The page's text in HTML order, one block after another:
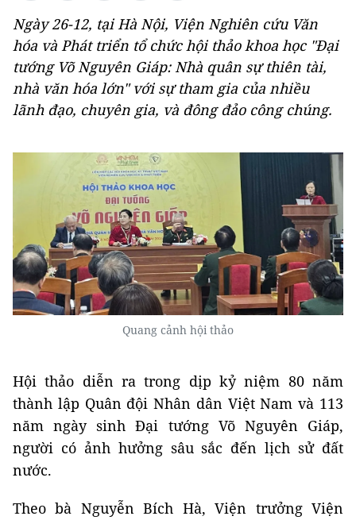
Ngày 26-12, tại Hà Nội, Viện Nghiên cứu Văn
hóa và Phát triển tổ chức hội thảo khoa học "Đại
tướng Võ Nguyên Giáp: Nhà quân sự thiên tài,
nhà văn hóa lớn" với sự tham gia của nhiều
lãnh đạo, chuyên gia, và đông đảo công chúng.
Quang cảnh hội thảo
Hội thảo diễn ra trong dịp kỷ niệm 80 năm
thành lập Quân đội Nhân dân Việt Nam và 113
năm ngày sinh Đại tướng Võ Nguyên Giáp,
người có ảnh hưởng sâu sắc đến lịch sử đất
nước.
Theo bà Nguyễn Bích Hà, Viện trưởng Viện